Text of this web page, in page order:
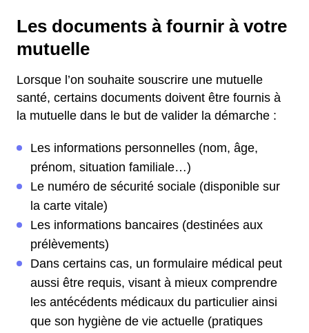
Les documents à fournir à votre
mutuelle
Lorsque l’on souhaite souscrire une mutuelle
santé, certains documents doivent être fournis à
la mutuelle dans le but de valider la démarche :
Les informations personnelles (nom, âge,
prénom, situation familiale…)
Le numéro de sécurité sociale (disponible sur
la carte vitale)
Les informations bancaires (destinées aux
prélèvements)
Dans certains cas, un formulaire médical peut
aussi être requis, visant à mieux comprendre
les antécédents médicaux du particulier ainsi
que son hygiène de vie actuelle (pratiques